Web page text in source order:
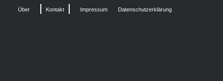
Über Kontakt Impressum Datenschutzerklärung